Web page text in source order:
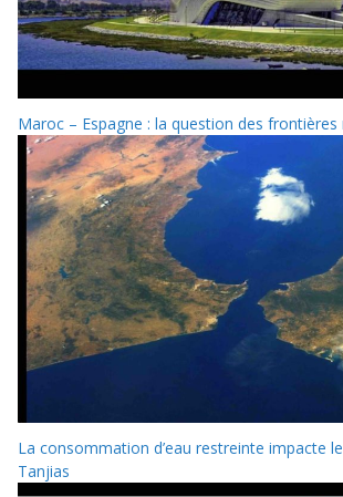
Maroc – Espagne : la question des
La consommation d’eau restreinte impacte
Tanjias